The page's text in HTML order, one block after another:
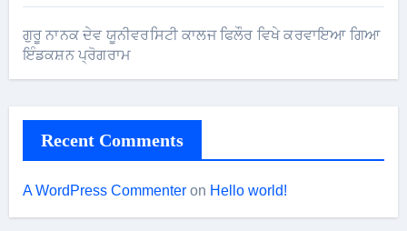
ਗੁਰੂ ਨਾਨਕ ਦੇਵ ਯੂਨੀਵਰਸਿਟੀ ਕਾਲਜ ਫਿਲੌਰ ਵਿਖੇ ਕਰਵਾਇਆ ਗਿਆ
ਇੰਡਕਸ਼ਨ ਪ੍ਰੋਗਰਾਮ
Recent Comments
A WordPress Commenteron Hello world!